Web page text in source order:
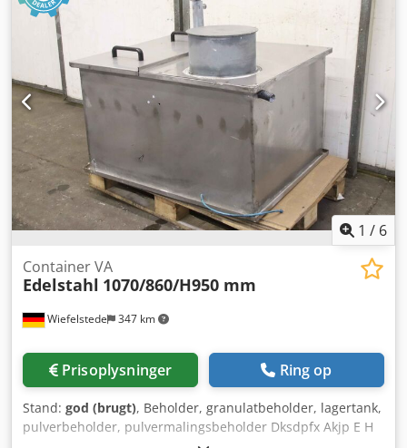
1 / 6
Wiefelstede 347 km
Container VA
Edelstahl 1070/860/H950 mm
Prisoplysninger Ring op
Stand: god (brugt), Beholder, granulatbeholder, lagertank,
pulverbeholder, pulvermalingsbeholder Dksdpfx Akjp E H